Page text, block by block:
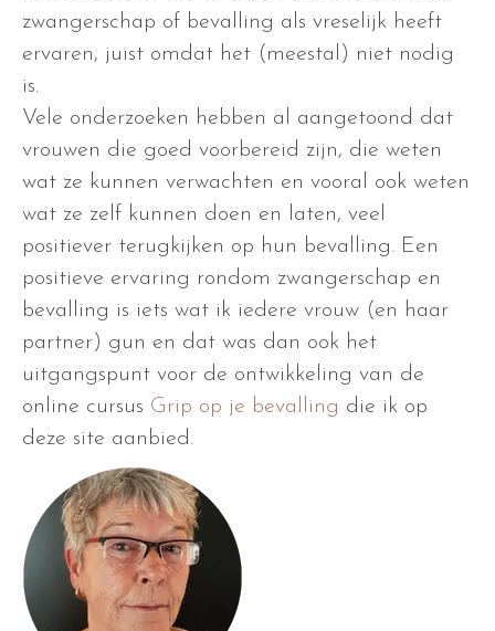
zwangerschap of bevalling als vreselijk heeft
ervaren, juist omdat het (meestal) niet nodig
is.
Vele onderzoeken hebben al aangetoond dat
vrouwen die goed voorbereid zijn, die weten
wat ze kunnen verwachten en vooral ook weten
wat ze zelf kunnen doen en laten, veel
positiever terugkijken op hun bevalling. Een
positieve ervaring rondom zwangerschap en
bevalling is iets wat ik iedere vrouw (en haar
partner) gun en dat was dan ook het
uitgangspunt voor de ontwikkeling van de
online cursus Grip op je bevalling die ik op
deze site aanbied.